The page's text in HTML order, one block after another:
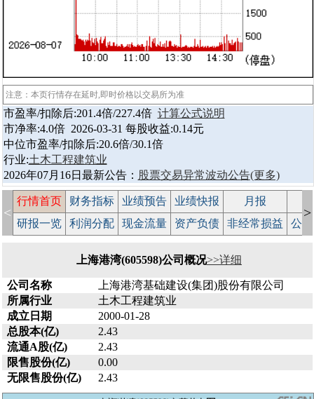
注意：本页行情存在延时,即时价格以交易所为准
市盈率/扣除后:201.4倍/227.4倍 计算公式说明
市净率:4.0倍 2026-03-31 每股收益:0.14元
中位市盈率/扣除后:20.6倍/30.1倍
行业:土木工程建筑业
2026年07月16日最新公告： 股票交易异常波动公告(更多)
<
行情首页 财务指标 业绩预告 业绩快报 月报
研报一览
利润分配 现金流量 资产负债 非经常损益 公
>
上海港湾(605598)公司概况>>详细
公司名称
上海港湾基础建设(集团)股份有限公司
所属行业
土木工程建筑业
成立日期
2000-01-28
总股本(亿)
2.43
流通A股(亿)
2.43
限售股份(亿)
0.00
无限售股份(亿)
2.43